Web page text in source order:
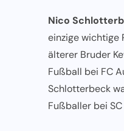
Nico
einzige wichtige
älterer Bruder
Fußball bei FC
Schlotterbeck
Fußballer bei